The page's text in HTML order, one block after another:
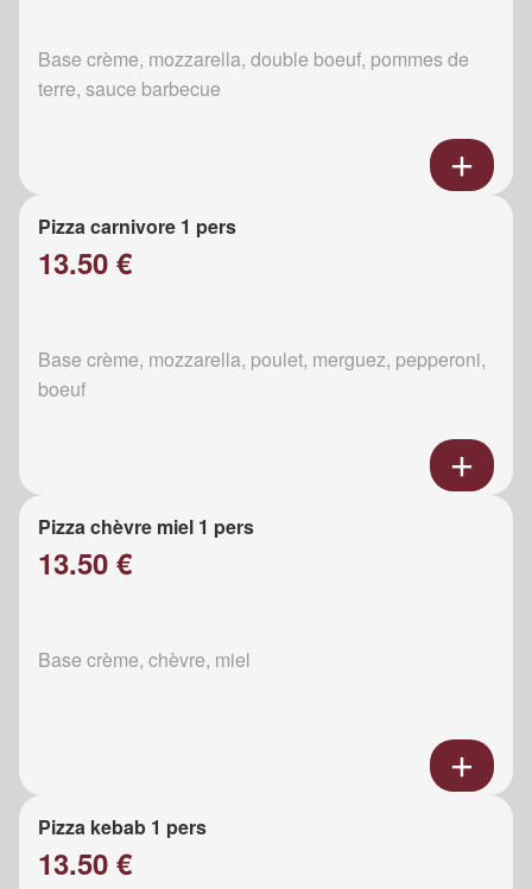
Base crème, mozzarella, double boeuf, pommes de
terre, sauce barbecue
Pizza carnivore 1 pers
13.50 €
Base crème, mozzarella, poulet, merguez, pepperoni,
boeuf
Pizza chèvre miel 1 pers
13.50 €
Base crème, chèvre, miel
Pizza kebab 1 pers
13.50 €